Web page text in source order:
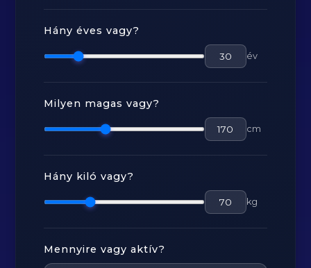
Hány éves vagy?
év
Milyen magas vagy?
cm
Hány kiló vagy?
kg
Mennyire vagy aktív?